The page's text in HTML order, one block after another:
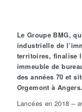
Le Groupe BMG,
industrielle de
territoires, finalise
immeuble de
des années 70 et
Orgemont à Angers.
Lancées en 2018 –